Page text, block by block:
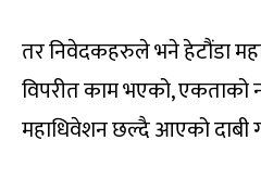
तर निवेदकहरुले भने हेटौंडा
विपरीत काम भएको, एकताको
महाधिवेशन छल्दै आएको दाबी